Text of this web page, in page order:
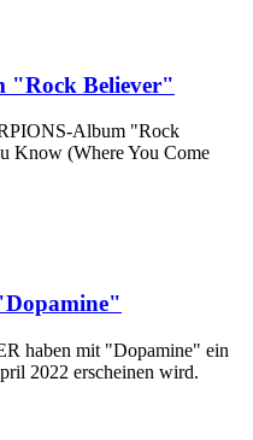
"Rock Believer"
Album "Rock
Know (Where You Come
haben mit "Dopamine" ein
2022 erscheinen wird.